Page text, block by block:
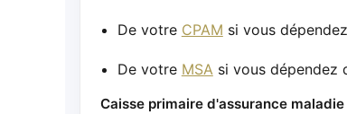
De votre CPAM si vous
De votre MSA si vous dépendez
Caisse primaire d'assurance maladie